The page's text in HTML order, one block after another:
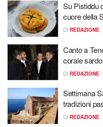
Su Pistiddu
cuore della
DI REDAZIONE
Canto a
corale
DI REDAZIONE
Settimana
tradizioni
DI REDAZIONE